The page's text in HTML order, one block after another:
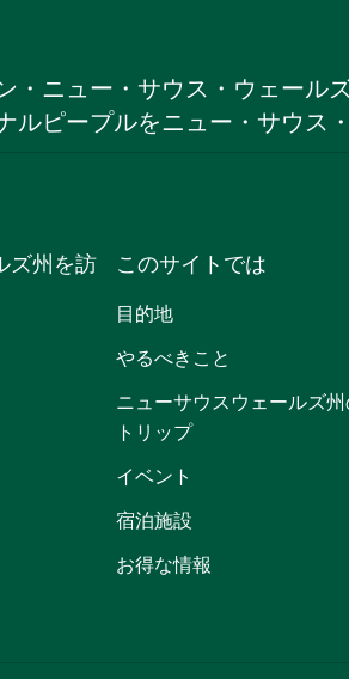
・ニュー・サウス・ウェール
ルピープルをニュー・サウス
ズ州を訪
このサイトでは
目的地
やるべきこと
ニューサウスウェールズ州
トリップ
イベント
宿泊施設
お得な情報